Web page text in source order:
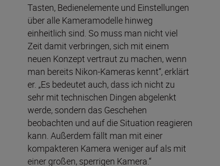
Tasten, Bedienelemente und Einstellungen
über alle Kameramodelle hinweg
einheitlich sind. So muss man nicht viel
Zeit damit verbringen, sich mit einem
neuen Konzept vertraut zu machen, wenn
man bereits Nikon-Kameras kennt“, erklärt
er. „Es bedeutet auch, dass ich nicht zu
sehr mit technischen Dingen abgelenkt
werde, sondern das Geschehen
beobachten und auf die Situation reagieren
kann. Außerdem fällt man mit einer
kompakteren Kamera weniger auf als mit
einer großen, sperrigen Kamera.“